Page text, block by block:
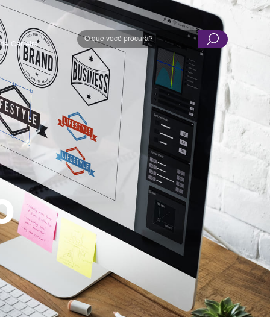
Carreira